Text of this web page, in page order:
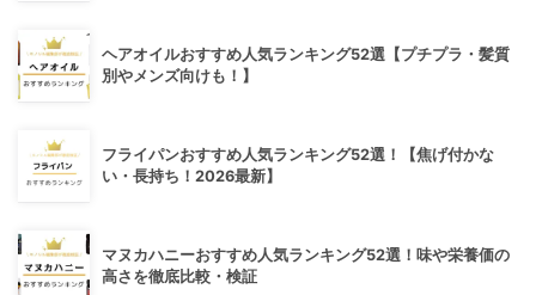
ヘアオイルおすすめ人気ランキング52選【プチプラ・髪質
別やメンズ向けも！】
フライパンおすすめ人気ランキング52選！【焦げ付かな
い・長持ち！2026最新】
マヌカハニーおすすめ人気ランキング52選！味や栄養価の
高さを徹底比較・検証